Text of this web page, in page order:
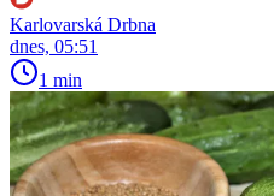
Karlovarská Drbna
dnes, 05:51
1 min